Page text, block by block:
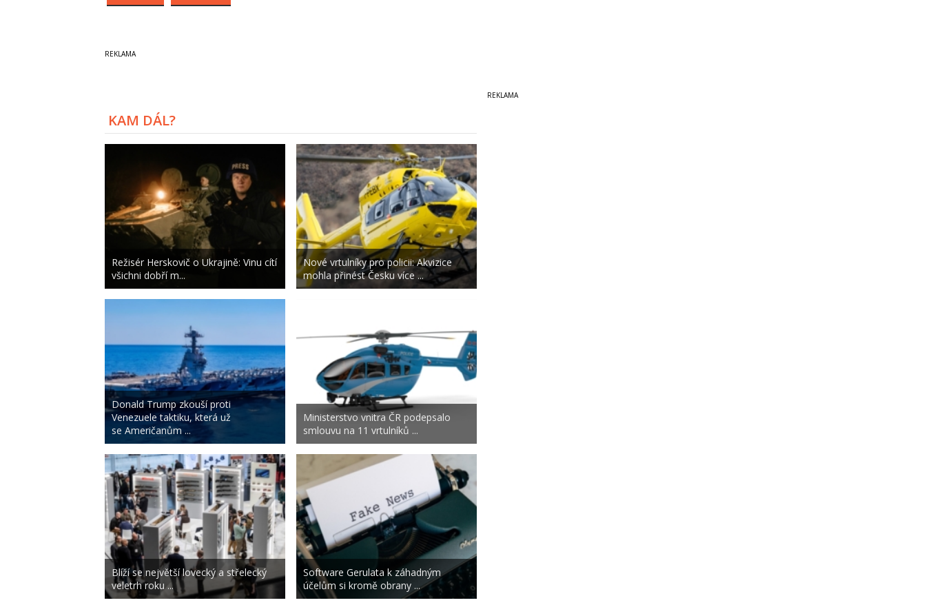
KAM DÁL?
Režisér Herskovič o Ukrajině: Vinu cítí
všichni dobří m...
Donald Trump zkouší proti
Venezuele taktiku, která už
se Američanům ...
Blíží se největší lovecký a střelecký
veletrh roku ...
Nové vrtulníky pro policii: Akvizice
mohla přinést Česku více ...
Ministerstvo vnitra ČR podepsalo
smlouvu na 11 vrtulníků ...
Software Gerulata k záhadným
účelům si kromě obrany ...